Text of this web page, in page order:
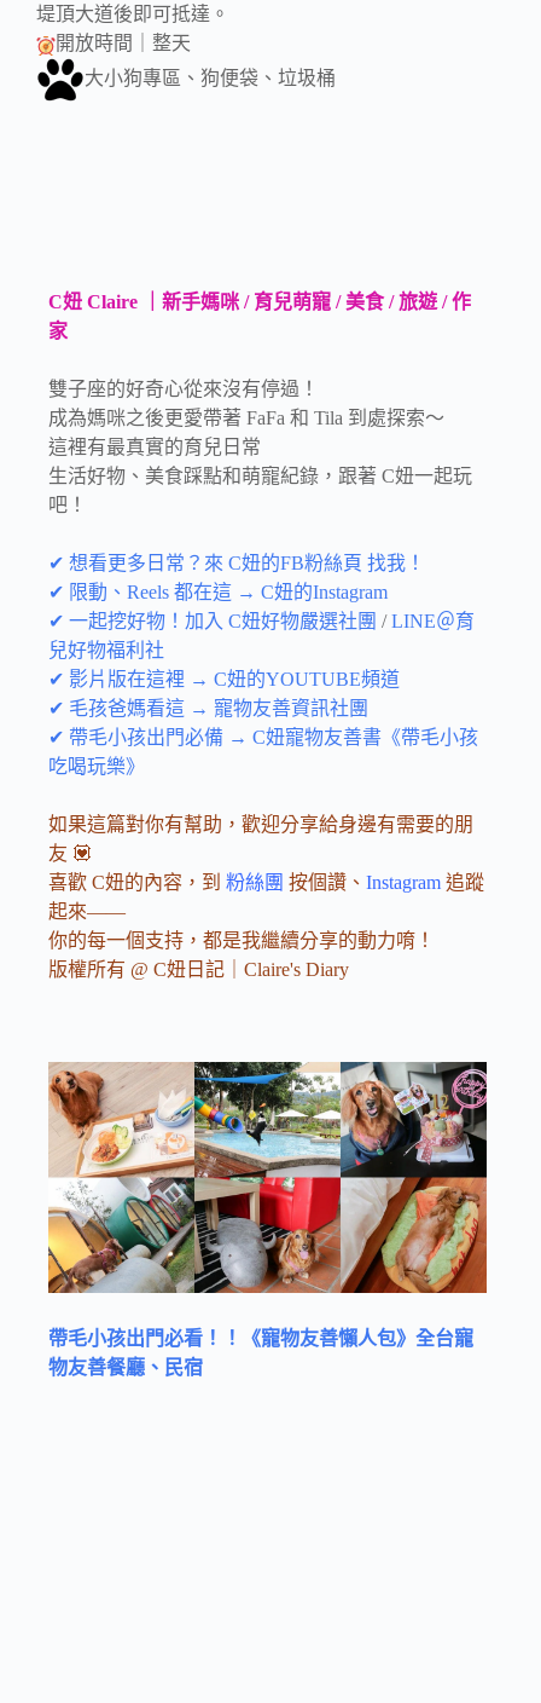
堤頂大道後即可抵達。
開放時間｜整天
大小狗專區、狗便袋、垃圾桶
C妞 Claire ｜新手媽咪 / 育兒萌寵 / 美食 / 旅遊 / 作
家
雙子座的好奇心從來沒有停過！
成為媽咪之後更愛帶著 FaFa 和 Tila 到處探索～
這裡有最真實的育兒日常
生活好物、美食踩點和萌寵紀錄，跟著 C妞一起玩
吧！
✔ 想看更多日常？來 C妞的FB粉絲頁 找我！
✔ 限動、Reels 都在這 → C妞的Instagram
✔ 一起挖好物！加入 C妞好物嚴選社團 /LINE＠育
兒好物福利社
✔ 影片版在這裡 → C妞的YOUTUBE頻道
✔ 毛孩爸媽看這 → 寵物友善資訊社團
✔ 帶毛小孩出門必備 → C妞寵物友善書《帶毛小孩
吃喝玩樂》
如果這篇對你有幫助，歡迎分享給身邊有需要的朋
友 💟
喜歡 C妞的內容，到 粉絲團 按個讚、 Instagram 追蹤
起來——
你的每一個支持，都是我繼續分享的動力唷！
版權所有 @ C妞日記｜Claire's Diary
帶毛小孩出門必看！！《寵物友善懶人包》全台寵
物友善餐廳、民宿